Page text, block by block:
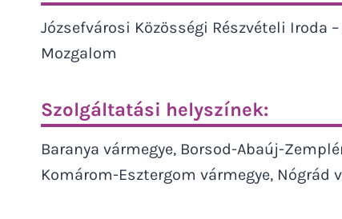
Józsefvárosi Közösségi Részvételi
Mozgalom
Szolgáltatási helyszínek:
Baranya vármegye, Borsod-Abaúj-
Komárom-Esztergom vármegye, Nógrád